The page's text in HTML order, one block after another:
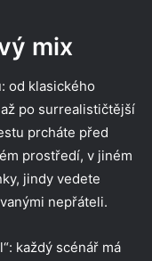
mix
od klasického
po surrealističtější
prcháte před
prostředí, v jiném
jindy vedete
nepřáteli.
každý scénář má